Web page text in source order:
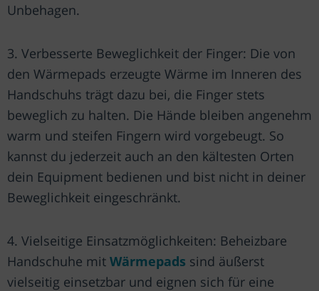
Unbehagen.
3. Verbesserte Beweglichkeit der Finger: Die von
den Wärmepads erzeugte Wärme im Inneren des
Handschuhs trägt dazu bei, die Finger stets
beweglich zu halten. Die Hände bleiben angenehm
warm und steifen Fingern wird vorgebeugt. So
kannst du jederzeit auch an den kältesten Orten
dein Equipment bedienen und bist nicht in deiner
Beweglichkeit eingeschränkt.
4. Vielseitige Einsatzmöglichkeiten: Beheizbare
Handschuhe mit Wärmepads sind äußerst
vielseitig einsetzbar und eignen sich für eine